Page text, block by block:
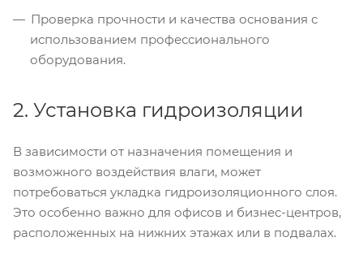
Проверка прочности и качества основания с
использованием профессионального
оборудования.
2. Установка гидроизоляции
В зависимости от назначения помещения и
возможного воздействия влаги, может
потребоваться укладка гидроизоляционного слоя.
Это особенно важно для офисов и бизнес-центров,
расположенных на нижних этажах или в подвалах.